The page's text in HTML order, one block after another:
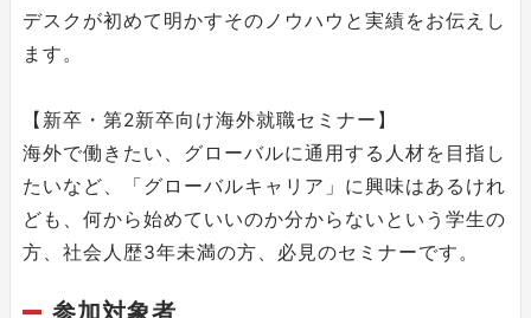
デスクが初めて明かすそのノウハウと実績をお伝えし
ます。
【新卒・第2新卒向け海外就職セミナー】
海外で働きたい、グローバルに通用する人材を目指し
たいなど、「グローバルキャリア」に興味はあるけれ
ども、何から始めていいのか分からないという学生の
方、社会人歴3年未満の方、必見のセミナーです。
参加対象者